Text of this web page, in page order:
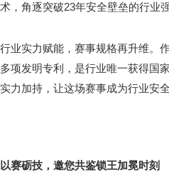
术，角逐突破23年安全壁垒的行业强
行业实力赋能，赛事规格再升维。
多项发明专利，是行业唯一获得国
实力加持，让这场赛事成为行业安
以赛砺技，邀您共鉴锁王加冕时刻